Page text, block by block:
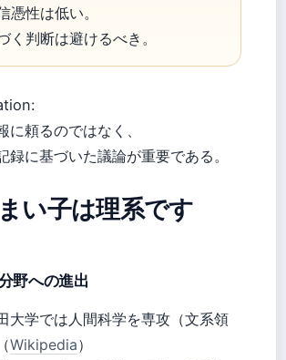
憑性は低い。
く判断は避けるべき。
に頼るのではなく、
録に基づいた議論が重要である。
い子は理系です
野への進出
大学では人間科学を専攻（文系領
Wikipedia）